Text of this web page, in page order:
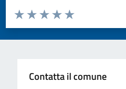
Valuta da 1 a 5 stelle la pagina
Valuta 5 stelle su 5
Valuta 4 stelle su 5
Valuta 3 stelle su 5
Valuta 2 stelle su 5
Valuta 1 stelle su 5
Contatta il comune